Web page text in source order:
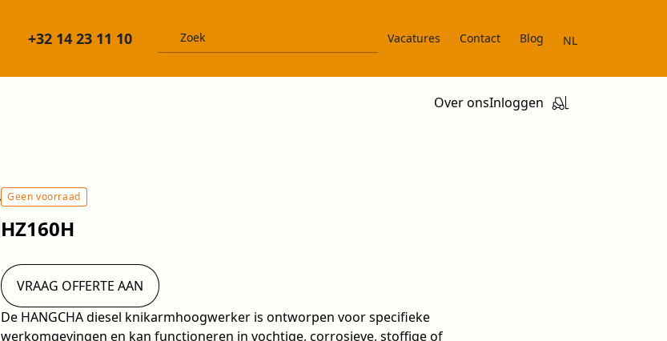
+32 14 23 11 10 Vacatures Contact Blog NL
Over onsInloggen
Geen voorraad
HZ160H
De HANGCHA diesel knikarmhoogwerker is ontworpen voor specifieke
werkomgevingen en kan functioneren in vochtige, corrosieve, stoffige of
VRAAG OFFERTE AAN